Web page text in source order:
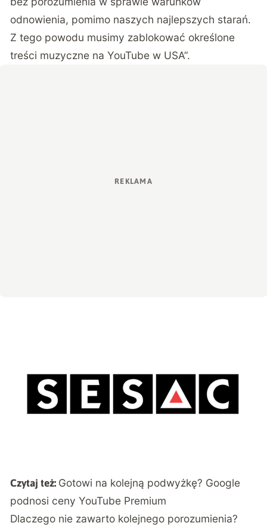
odnowienia, pomimo naszych najlepszych starań.
Z tego powodu musimy zablokować określone
treści muzyczne na YouTube w USA”.
Czytaj też: Gotowi na kolejną podwyżkę? Google
podnosi ceny YouTube Premium
Dlaczego nie zawarto kolejnego porozumienia?